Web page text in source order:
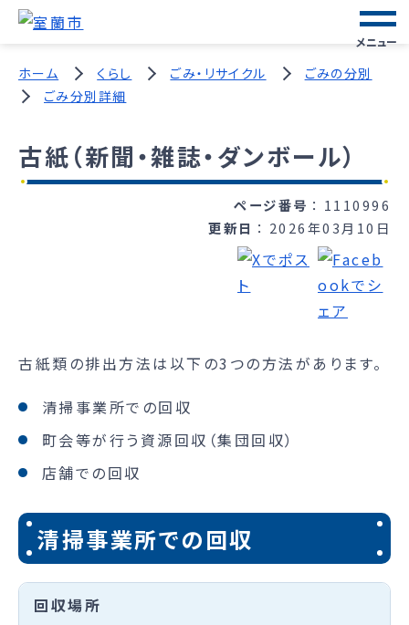
メニュー
ホーム くらし ごみ・リサイクル
ごみの分別
ごみ分別詳細
古紙（新聞・雑誌・ダンボール）
ページ番号
1110996
更新日
2026年03月10日
古紙類の排出方法は以下の3つの方法があります。
清掃事業所での回収
町会等が行う資源回収（集団回収）
店舗での回収
清掃事業所での回収
回収場所